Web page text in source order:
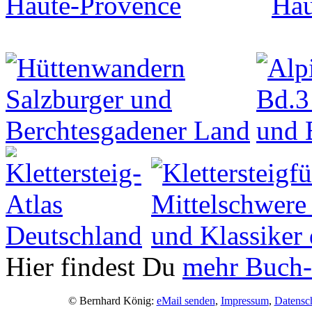
Hier findest Du mehr
© Bernhard König: eMail senden, Impressum,